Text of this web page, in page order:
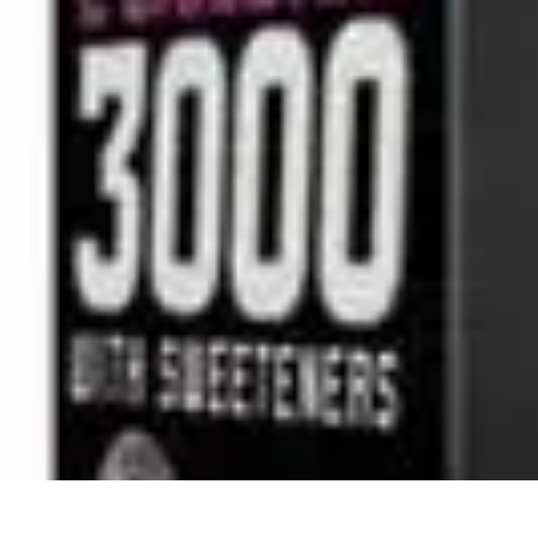
Nowoczesne AGD
Trendy i nowinkiZmywarkiNowości i Trendy Lodówki
Nowoczesne AGD